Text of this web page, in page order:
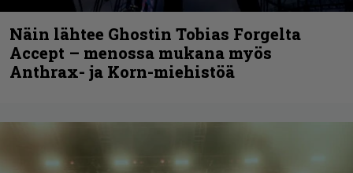
Näin lähtee Ghostin Tobias Forgelta
Accept – menossa mukana myös
Anthrax- ja Korn-miehistöä